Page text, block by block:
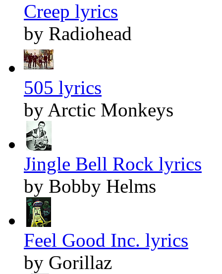
Creep lyrics
by Radiohead
505 lyrics
by Arctic Monkeys
Jingle Bell Rock lyrics
by Bobby Helms
Feel Good Inc. lyrics
by Gorillaz